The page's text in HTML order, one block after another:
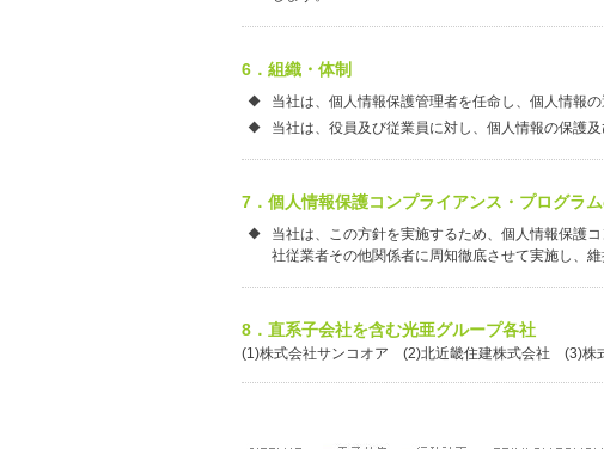
6．組織・体制
当社は、個人情報保護管理者を任命し、個人情報の
当社は、役員及び従業員に対し、個人情報の保護
7．個人情報保護コンプライアンス・プログラ
当社は、この方針を実施するため、個人情報保護
社従業者その他関係者に周知徹底させて実施し、維
8．直系子会社を含む光亜グループ各社
(1)株式会社サンコオア (2)北近畿住建株式会社 (3)